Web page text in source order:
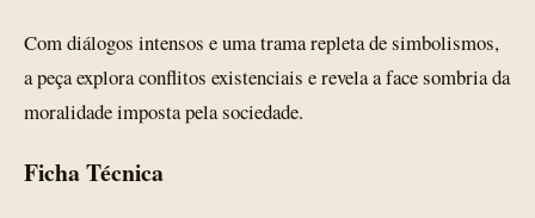
Com diálogos intensos e uma trama repleta de simbolismos,
a peça explora conflitos existenciais e revela a face sombria da
moralidade imposta pela sociedade.
Ficha Técnica